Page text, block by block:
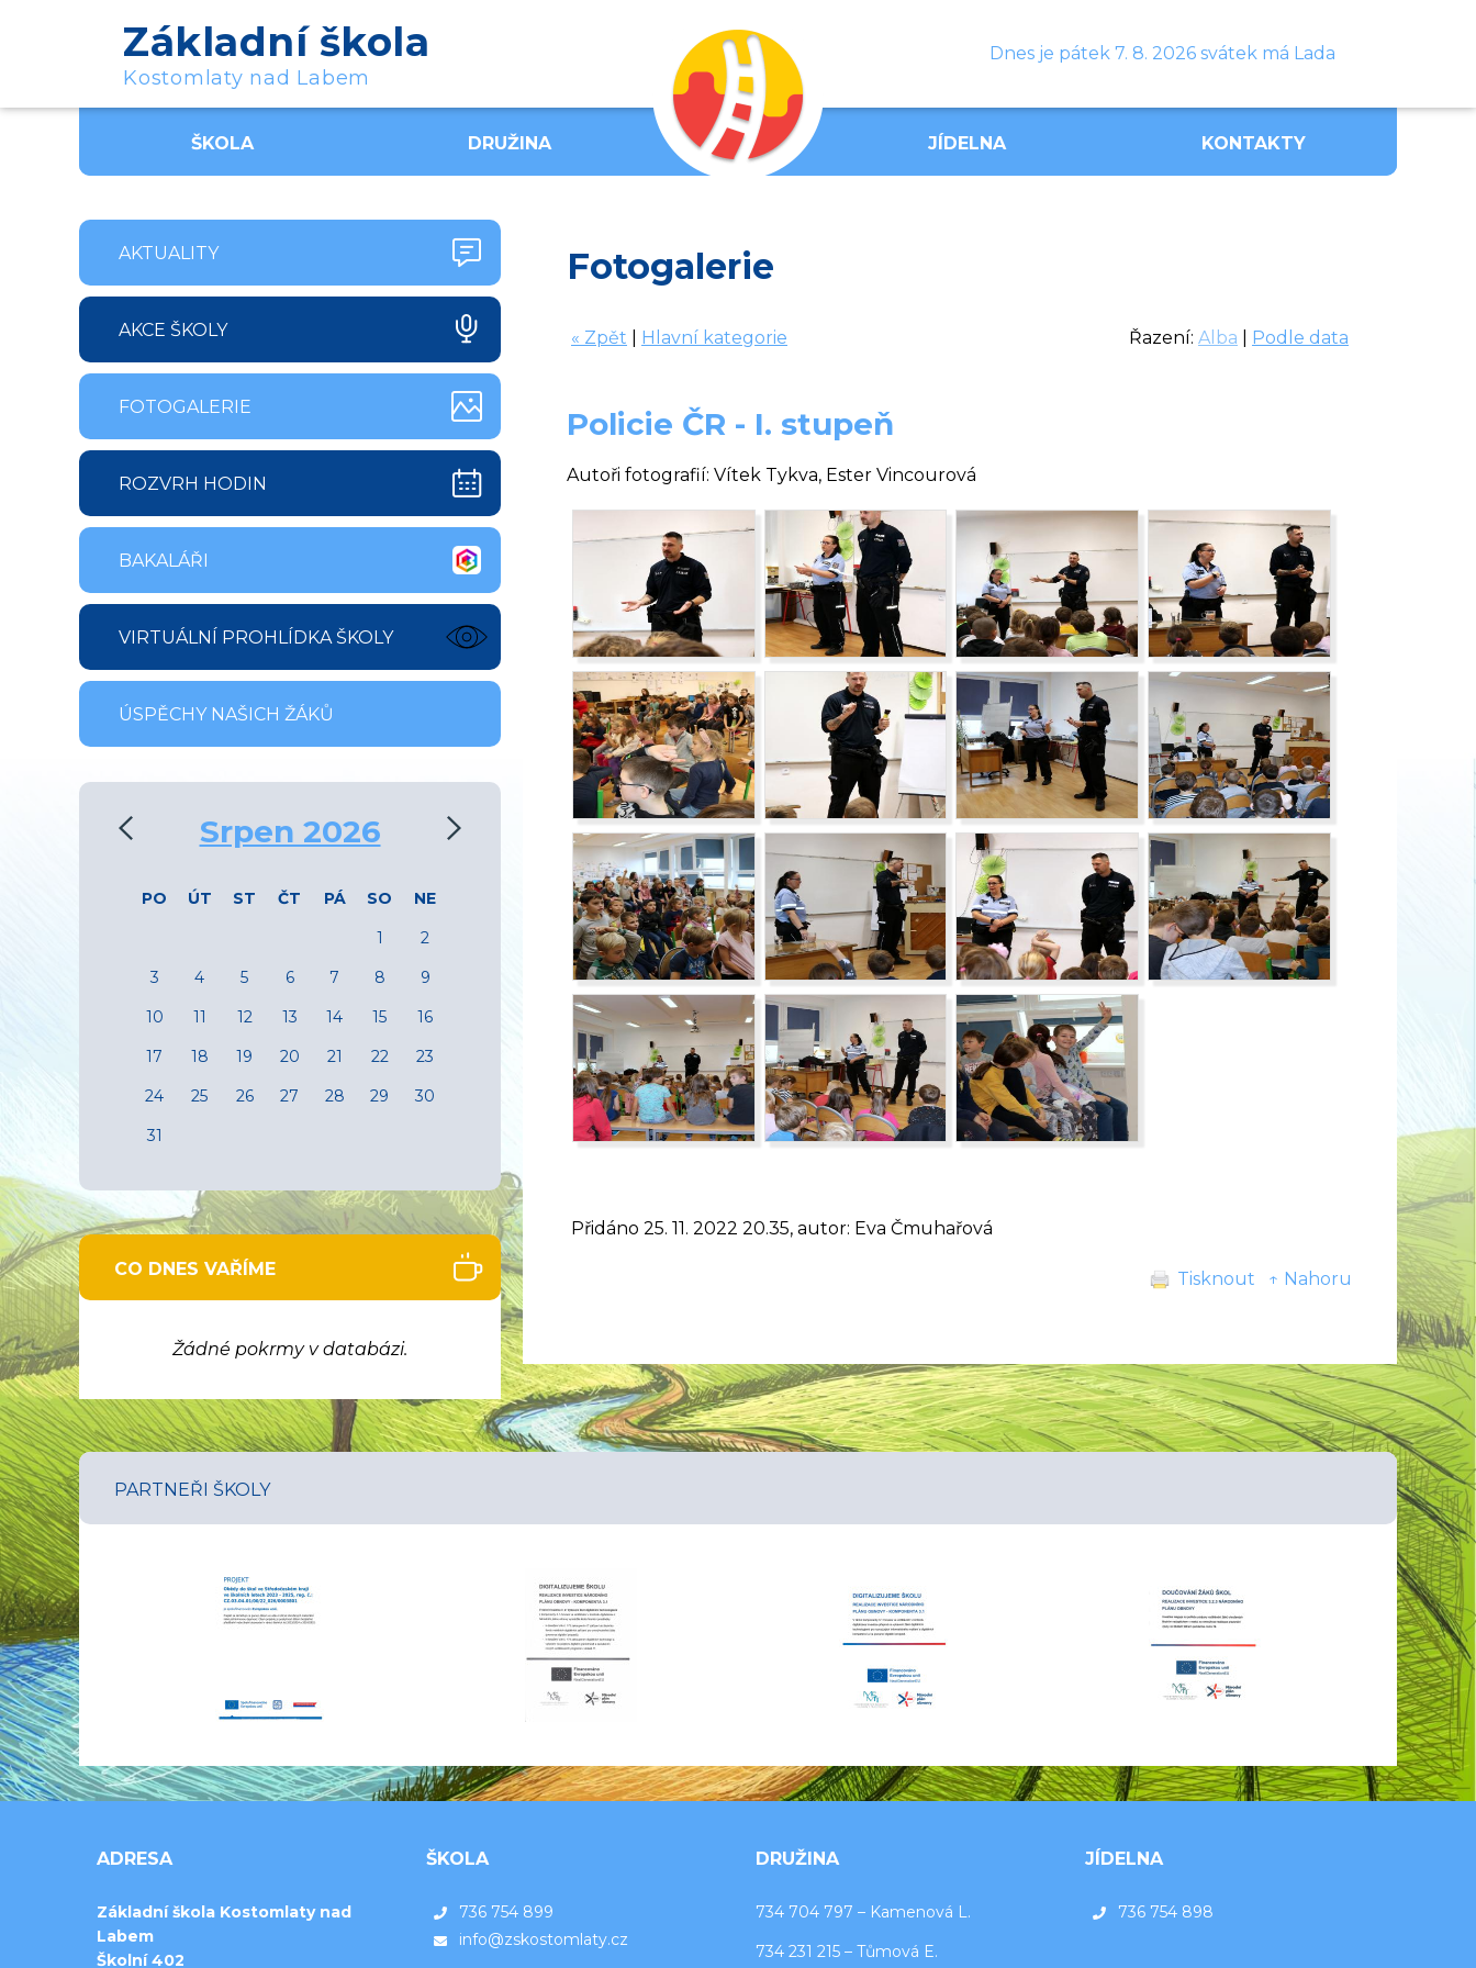
Základní škola
Kostomlaty nad Labem
Dnes je pátek 7. 8. 2026 svátek má Lada
ŠKOLA DRUŽINA JÍDELNA KONTAKTY
Fotogalerie
Řazení: Alba Podle data
« Zpět Hlavní kategorie
Policie ČR - I. stupeň
Autoři fotografií: Vítek Tykva, Ester Vincourová
Přidáno 25. 11. 2022 20.35, autor: Eva Čmuhařová
Tisknout ↑ Nahoru
AKTUALITY
AKCE ŠKOLY
FOTOGALERIE
ROZVRH HODIN
BAKALÁŘI
VIRTUÁLNÍ PROHLÍDKA ŠKOLY
ÚSPĚCHY NAŠICH ŽÁKŮ
Srpen 2026
PO ÚT ST ČT PÁ SO
NE
1
2
3
4 5 6 7 8
9
10
11 12 13 14 15
16
17
18 19 20 21 22
23
24
25 26 27 28 29
30
31
CO DNES VAŘÍME
Žádné pokrmy v databázi.
PARTNEŘI ŠKOLY
ADRESA
Základní škola Kostomlaty nad
Labem
Školní 402
ŠKOLA
736 754 899
info@zskostomlaty.cz
DRUŽINA
734 704 797 – Kamenová L.
734 231 215 – Tůmová E.
JÍDELNA
736 754 898